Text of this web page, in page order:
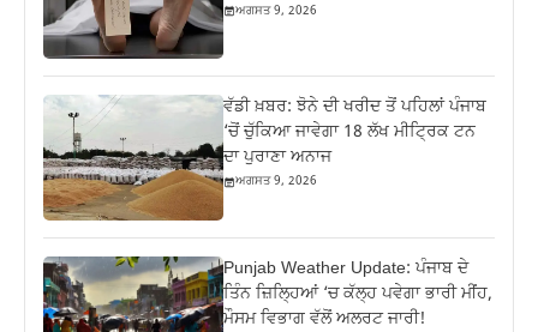
ਅਗਸਤ 9, 2026
ਵੱਡੀ ਖ਼ਬਰ: ਝੋਨੇ ਦੀ ਖਰੀਦ ਤੋਂ ਪਹਿਲਾਂ ਪੰਜਾਬ
‘ਚੋਂ ਚੁੱਕਿਆ ਜਾਵੇਗਾ 18 ਲੱਖ ਮੀਟ੍ਰਿਕ ਟਨ
ਦਾ ਪੁਰਾਣਾ ਅਨਾਜ
ਅਗਸਤ 9, 2026
Punjab Weather Update: ਪੰਜਾਬ ਦੇ
ਤਿੰਨ ਜ਼‍ਿਲ੍ਹਿਆਂ ‘ਚ ਕੱਲ੍ਹ ਪਵੇਗਾ ਭਾਰੀ ਮੀਂਹ,
ਮੌਸਮ ਵਿਭਾਗ ਵੱਲੋਂ ਅਲਰਟ ਜਾਰੀ!